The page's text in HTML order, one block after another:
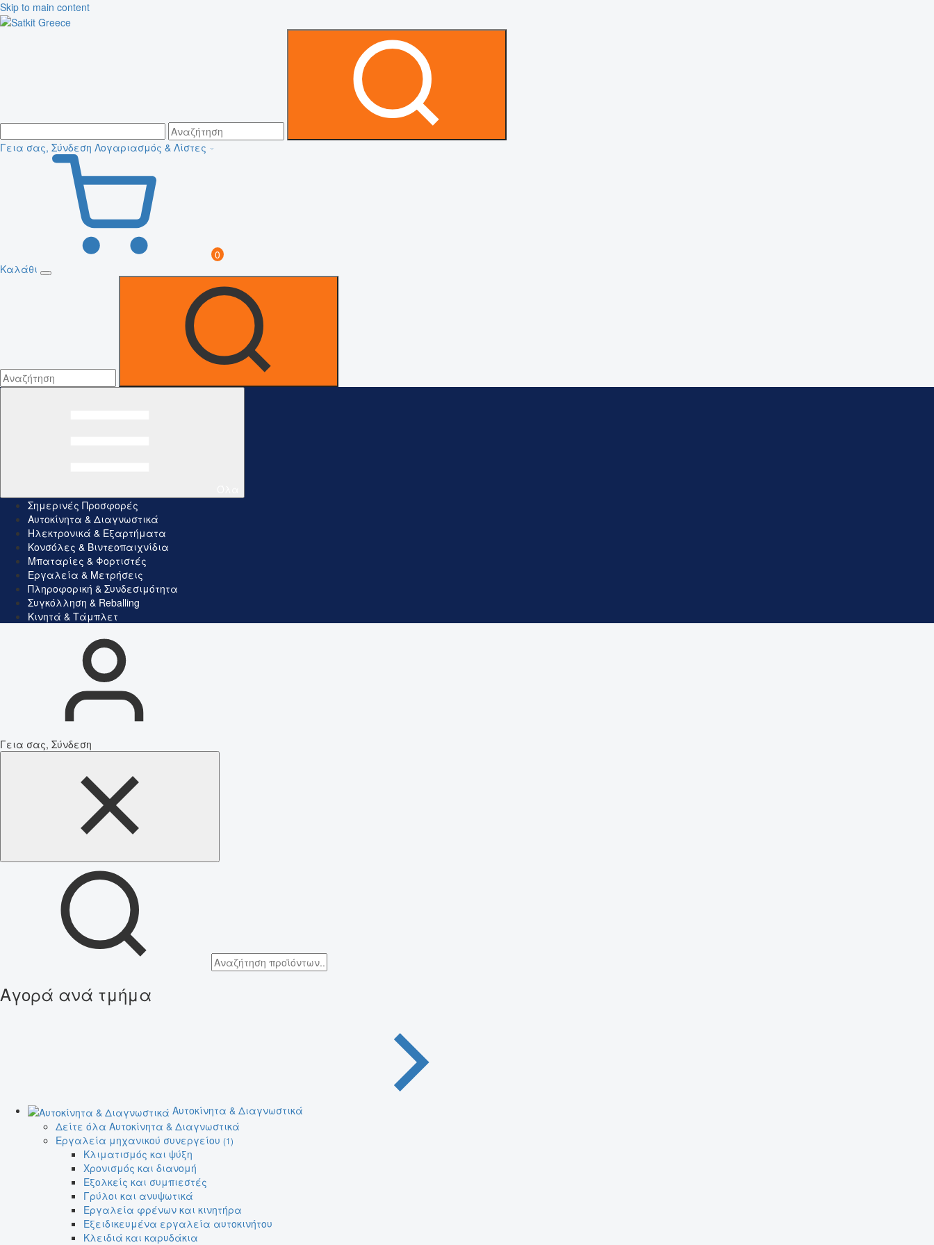
Skip to main content
Γεια σας, Σύνδεση Λογαριασμός & Λίστες
0
Καλάθι
Σημερινές Προσφορές
Αυτοκίνητα & Διαγνωστικά
Ηλεκτρονικά & Εξαρτήματα
Κονσόλες & Βιντεοπαιχνίδια
Μπαταρίες & Φορτιστές
Εργαλεία & Μετρήσεις
Πληροφορική & Συνδεσιμότητα
Συγκόλληση & Reballing
Κινητά & Τάμπλετ
Γεια σας, Σύνδεση
Αγορά ανά τμήμα
Αυτοκίνητα & Διαγνωστικά
Δείτε όλα Αυτοκίνητα & Διαγνωστικά
Εργαλεία μηχανικού συνεργείου (1)
Κλιματισμός και ψύξη
Χρονισμός και διανομή
Εξολκείς και συμπιεστές
Γρύλοι και ανυψωτικά
Εργαλεία φρένων και κινητήρα
Εξειδικευμένα εργαλεία αυτοκινήτου
Κλειδιά και καρυδάκια